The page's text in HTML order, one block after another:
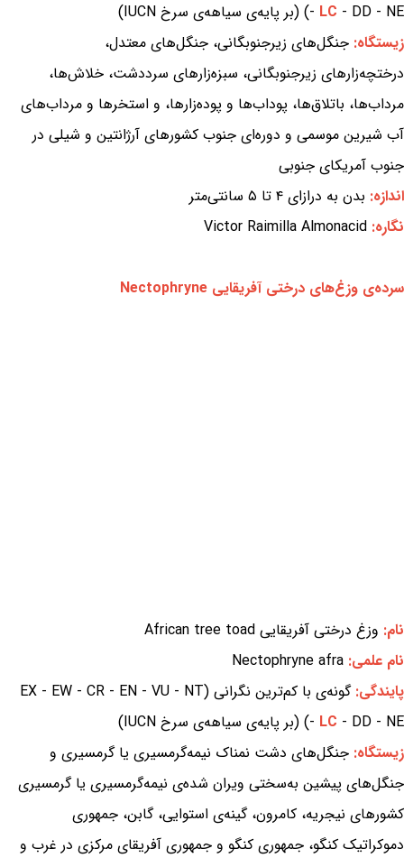
- LC - DD - NE) (بر پایه‌ی سیاهه‌ی سرخ IUCN)
زیستگاه: جنگل‌های زیرجنوبگانی، جنگل‌های معتدل،
درختچه‌زارهای زیرجنوبگانی، سبزه‌زارهای سرددشت، خلاش‌ها،
مرداب‌ها، باتلاق‌ها، پوداب‌ها و پوده‌زارها، و استخرها و مرداب‌های
آب شیرین موسمی و دوره‌ای جنوب کشورهای آرژانتین و شیلی در
جنوب آمریکای جنوبی
اندازه: بدن به درازای ۴ تا ۵ سانتی‌متر
نگاره: Victor Raimilla Almonacid
سرده‌ی وزغ‌های درختی آفریقایی Nectophryne
نام: وزغ درختی آفریقایی African tree toad
نام علمی: Nectophryne afra
پایندگی:
گونه‌ی با کم‌ترین نگرانی (EX - EW - CR - EN - VU - NT
- LC - DD - NE) (بر پایه‌ی سیاهه‌ی سرخ IUCN)
زیستگاه: جنگل‌های دشت نمناک نیمه‌گرمسیری یا گرمسیری و
جنگل‌های پیشین به‌سختی ویران شده‌ی نیمه‌گرمسیری یا گرمسیری
کشورهای نیجریه، کامرون، گینه‌ی استوایی، گابن، جمهوری
دموکراتیک کنگو، جمهوری کنگو و جمهوری آفریقای مرکزی در غرب و